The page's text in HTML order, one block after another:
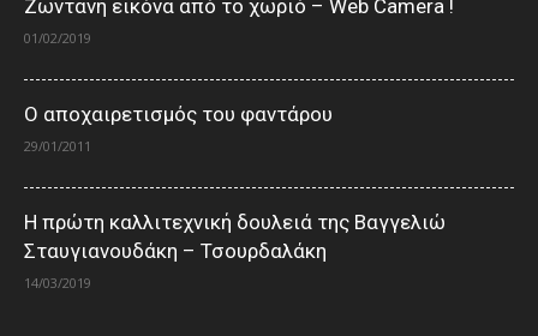
Ζωντανή εικόνα από το χωριό – Web Camera !
01/02/2019
Ο αποχαιρετισμός του φαντάρου
29/01/2011
Η πρώτη καλλιτεχνική δουλειά της Βαγγελιώ
Σταυγιανουδάκη – Τσουρδαλάκη
14/03/2019